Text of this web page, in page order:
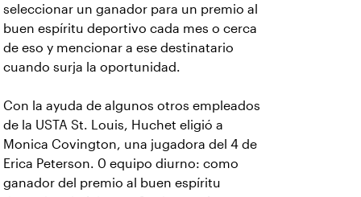
seleccionar un ganador para un premio al
buen espíritu deportivo cada mes o cerca
de eso y mencionar a ese destinatario
cuando surja la oportunidad.
Con la ayuda de algunos otros empleados
de la USTA St. Louis, Huchet eligió a
Monica Covington, una jugadora del 4 de
Erica Peterson. 0 equipo diurno: como
ganador del premio al buen espíritu